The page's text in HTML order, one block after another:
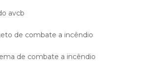
avcb
de combate a incêndio
de combate a incêndio